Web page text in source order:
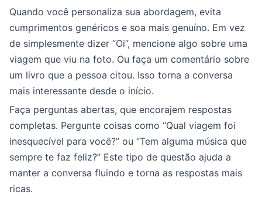
Quando você personaliza sua abordagem, evita
cumprimentos genéricos e soa mais genuíno. Em vez
de simplesmente dizer “Oi”, mencione algo sobre uma
viagem que viu na foto. Ou faça um comentário sobre
um livro que a pessoa citou. Isso torna a conversa
mais interessante desde o início.
Faça perguntas abertas, que encorajem respostas
completas. Pergunte coisas como “Qual viagem foi
inesquecível para você?” ou “Tem alguma música que
sempre te faz feliz?” Este tipo de questão ajuda a
manter a conversa fluindo e torna as respostas mais
ricas.